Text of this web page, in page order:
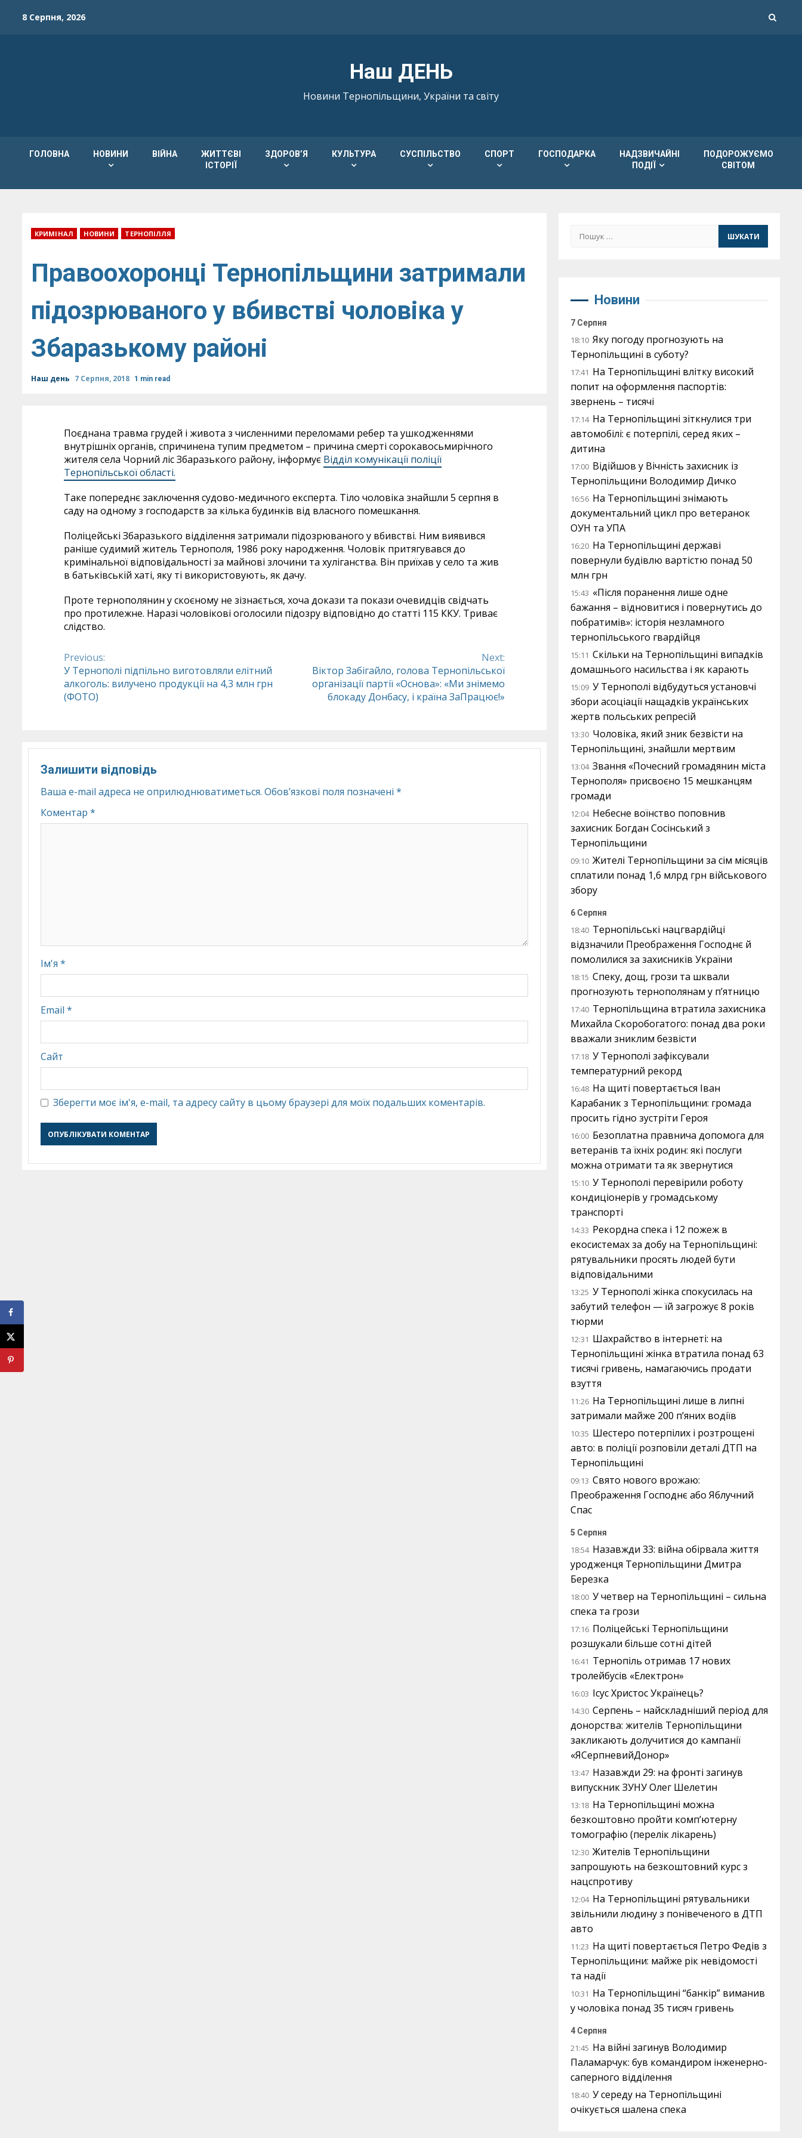
8 Серпня, 2026
Наш ДЕНЬ
Новини Тернопільщини, України та світу
ГОЛОВНА НОВИНИ ВІЙНА
ЖИТТЄВІ
ІСТОРІЇ
ЗДОРОВ’Я КУЛЬТУРА СУСПІЛЬСТВО СПОРТ ГОСПОДАРКА
НАДЗВИЧАЙНІ
ПОДІЇ
ПОДОРОЖУЄМО
СВІТОМ
КРИМІНАЛ НОВИНИ ТЕРНОПІЛЛЯ
Правоохоронці Тернопільщини затримали
підозрюваного у вбивстві чоловіка у
Збаразькому районі
Наш день 7 Серпня, 2018 1 min read
Поєднана травма грудей і живота з численними переломами ребер та ушкодженнями
внутрішніх органів, спричинена тупим предметом – причина смерті сорокавосьмирічного
жителя села Чорний ліс Збаразького району, інформує Відділ комунікації поліції
Тернопільської області.
Таке попереднє заключення судово-медичного експерта. Тіло чоловіка знайшли 5 серпня в
саду на одному з господарств за кілька будинків від власного помешкання.
Поліцейські Збаразького відділення затримали підозрюваного у вбивстві. Ним виявився
раніше судимий житель Тернополя, 1986 року народження. Чоловік притягувався до
кримінальної відповідальності за майнові злочини та хуліганства. Він приїхав у село та жив
в батьківській хаті, яку ті використовують, як дачу.
Проте тернополянин у скоєному не зізнається, хоча докази та покази очевидців свідчать
про протилежне. Наразі чоловікові оголосили підозру відповідно до статті 115 ККУ. Триває
слідство.
Continue
Reading
Previous:
У Тернополі підпільно виготовляли елітний
алкоголь: вилучено продукції на 4,3 млн грн
(ФОТО)
Next:
Віктор Забігайло, голова Тернопільської
організації партії «Основа»: «Ми знімемо
блокаду Донбасу, і країна ЗаПрацює!»
Залишити відповідь
Ваша e-mail адреса не оприлюднюватиметься. Обов’язкові поля позначені *
Коментар *
Ім'я *
Email *
Сайт
Зберегти моє ім'я, e-mail, та адресу сайту в цьому браузері для моїх подальших коментарів.
Пошук:
Новини
7 Серпня
18:10 Яку погоду прогнозують на
Тернопільщині в суботу?
17:41 На Тернопільщині влітку високий
попит на оформлення паспортів:
звернень – тисячі
17:14 На Тернопільщині зіткнулися три
автомобілі: є потерпілі, серед яких –
дитина
17:00 Відійшов у Вічність захисник із
Тернопільщини Володимир Дичко
16:56 На Тернопільщині знімають
документальний цикл про ветеранок
ОУН та УПА
16:20 На Тернопільщині державі
повернули будівлю вартістю понад 50
млн грн
15:43 «Після поранення лише одне
бажання – відновитися і повернутись до
побратимів»: історія незламного
тернопільського гвардійця
15:11 Скільки на Тернопільщині випадків
домашнього насильства і як карають
15:09 У Тернополі відбудуться установчі
збори асоціації нащадків українських
жертв польських репресій
13:30 Чоловіка, який зник безвісти на
Тернопільщині, знайшли мертвим
13:04 Звання «Почесний громадянин міста
Тернополя» присвоєно 15 мешканцям
громади
12:04 Небесне воїнство поповнив
захисник Богдан Сосінський з
Тернопільщини
09:10 Жителі Тернопільщини за сім місяців
сплатили понад 1,6 млрд грн військового
збору
6 Серпня
18:40 Тернопільські нацгвардійці
відзначили Преображення Господнє й
помолилися за захисників України
18:15 Спеку, дощ, грози та шквали
прогнозують тернополянам у п’ятницю
17:40 Тернопільщина втратила захисника
Михайла Скоробогатого: понад два роки
вважали зниклим безвісти
17:18 У Тернополі зафіксували
температурний рекорд
16:48 На щиті повертається Іван
Карабаник з Тернопільщини: громада
просить гідно зустріти Героя
16:00 Безоплатна правнича допомога для
ветеранів та їхніх родин: які послуги
можна отримати та як звернутися
15:10 У Тернополі перевірили роботу
кондиціонерів у громадському
транспорті
14:33 Рекордна спека і 12 пожеж в
екосистемах за добу на Тернопільщині:
рятувальники просять людей бути
відповідальними
13:25 У Тернополі жінка спокусилась на
забутий телефон — їй загрожує 8 років
тюрми
12:31 Шахрайство в інтернеті: на
Тернопільщині жінка втратила понад 63
тисячі гривень, намагаючись продати
взуття
11:26 На Тернопільщині лише в липні
затримали майже 200 п’яних водіїв
10:35 Шестеро потерпілих і розтрощені
авто: в поліції розповіли деталі ДТП на
Тернопільщині
09:13 Свято нового врожаю:
Преображення Господнє або Яблучний
Спас
5 Серпня
18:54 Назавжди 33: війна обірвала життя
уродженця Тернопільщини Дмитра
Березка
18:00 У четвер на Тернопільщині – сильна
спека та грози
17:16 Поліцейські Тернопільщини
розшукали більше сотні дітей
16:41 Тернопіль отримав 17 нових
тролейбусів «Електрон»
16:03 Ісус Христос Українець?
14:30 Серпень – найскладніший період для
донорства: жителів Тернопільщини
закликають долучитися до кампанії
«ЯСерпневийДонор»
13:47 Назавжди 29: на фронті загинув
випускник ЗУНУ Олег Шелетин
13:18 На Тернопільщині можна
безкоштовно пройти комп’ютерну
томографію (перелік лікарень)
12:30 Жителів Тернопільщини
запрошують на безкоштовний курс з
нацспротиву
12:04 На Тернопільщині рятувальники
звільнили людину з понівеченого в ДТП
авто
11:23 На щиті повертається Петро Федів з
Тернопільщини: майже рік невідомості
та надії
10:31 На Тернопільщині “банкір” виманив
у чоловіка понад 35 тисяч гривень
4 Серпня
21:45 На війні загинув Володимир
Паламарчук: був командиром інженерно-
саперного відділення
18:40 У середу на Тернопільщині
очікується шалена спека